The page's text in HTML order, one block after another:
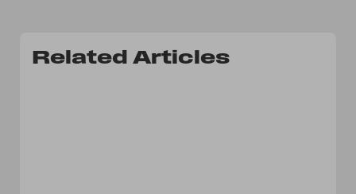
Related Articles